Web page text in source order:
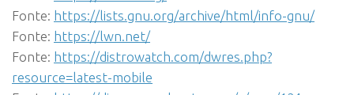
Fonte: https://lists.gnu.org/archive/html/info-gnu/
Fonte: https://lwn.net/
Fonte: https://distrowatch.com/dwres.php?
resource=latest-mobile